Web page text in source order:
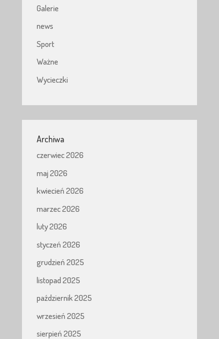
Galerie
news
Sport
Ważne
Wycieczki
Archiwa
czerwiec 2026
maj 2026
kwiecień 2026
marzec 2026
luty 2026
styczeń 2026
grudzień 2025
listopad 2025
październik 2025
wrzesień 2025
sierpień 2025